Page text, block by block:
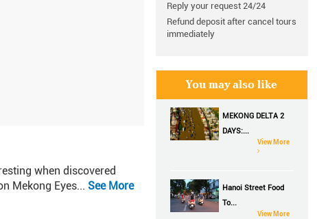
when discovered
Mekong Eyes... See More
Reply your request 24/24
Refund deposit after cancel tours
immediately
You may also like
MEKONG DELTA 2
DAYS:...
View More
Hanoi Street Food
To...
View More